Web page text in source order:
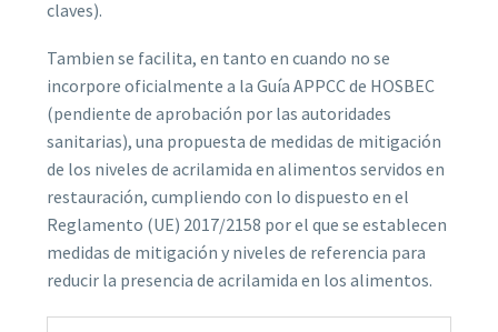
claves).
Tambien se facilita, en tanto en cuando no se
incorpore oficialmente a la Guía APPCC de HOSBEC
(pendiente de aprobación por las autoridades
sanitarias), una propuesta de medidas de mitigación
de los niveles de acrilamida en alimentos servidos en
restauración, cumpliendo con lo dispuesto en el
Reglamento (UE) 2017/2158 por el que se establecen
medidas de mitigación y niveles de referencia para
reducir la presencia de acrilamida en los alimentos.